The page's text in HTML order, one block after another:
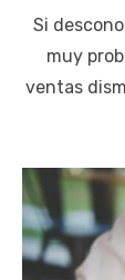
Si
muy
ventas